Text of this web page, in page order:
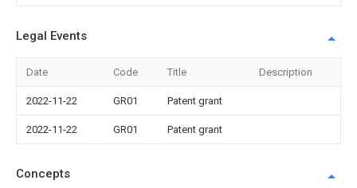
Legal Events
Date Code Title Description
2022-11-22 GR01 Patent grant
2022-11-22 GR01 Patent grant
Concepts